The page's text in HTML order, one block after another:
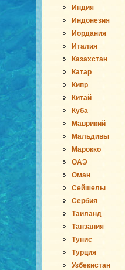
Индия
Индонезия
Иордания
Италия
Казахстан
Катар
Кипр
Китай
Куба
Маврикий
Мальдивы
Марокко
ОАЭ
Оман
Сейшелы
Сербия
Таиланд
Танзания
Тунис
Турция
Узбекистан